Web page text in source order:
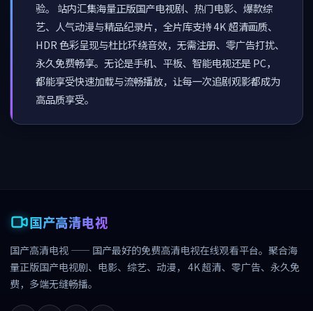
验。 站内汇集海量正版国产电视剧、热门电影、爆款综
艺、人气动漫与精品纪录片，全片库支持 4K 超清画质、
HDR 色彩呈现与杜比环绕音效，无需注册、零广告打扰、
永久免费畅享。无论是手机、平板、智能电视还是 PC，
都能享受快速加载与流畅播放，让每一次追剧观影都成为
高品质享受。
国产高清电视
国产高清电视 —— 国产最好的免费高清电视在线观看平台。聚合海
量正版国产电视剧、电影、综艺、动漫， 4K 超清、零广告、永久免
费，多端无缝畅播。